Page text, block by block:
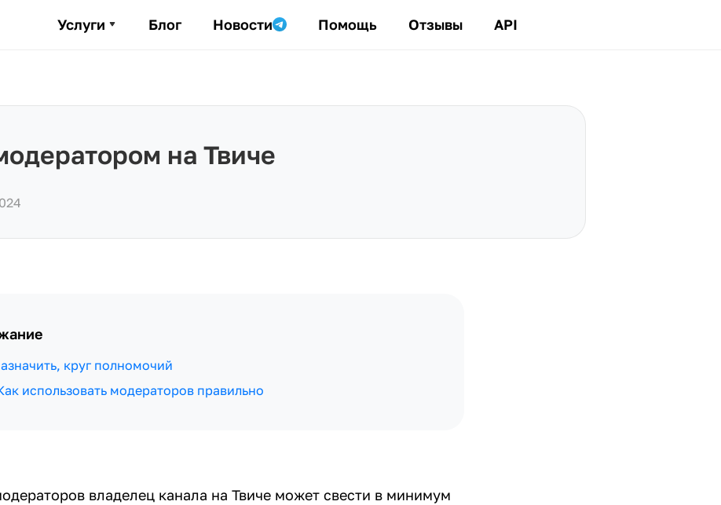
Услуги Блог Новости Помощь Отзывы API
на Твиче
круг полномочий
использовать модераторов правильно
владелец канала на Твиче может свести в минимум